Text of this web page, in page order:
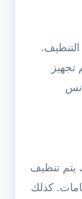
التنظيف.
تجهيز
يتم تنظيف
كذلك